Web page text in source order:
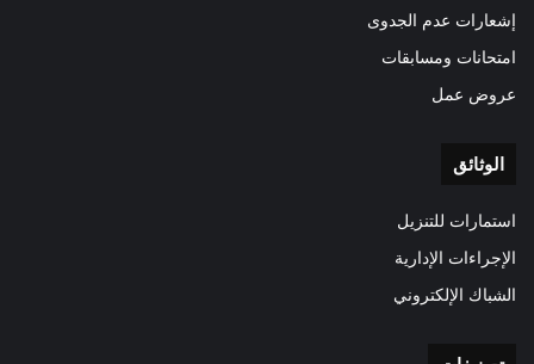
إشعارات عدم الجدوى
امتحانات ومسابقات
عروض عمل
الوثائق
استمارات للتنزيل
الإجراءات الإدارية
الشباك الإلكتروني